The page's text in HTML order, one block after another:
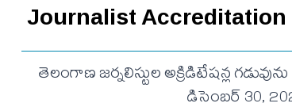
Journalist Accreditation |
తెలంగాణ జర్నలిస్టుల అక్రిడిటేషన్ల
డిసెంబర్ 30,